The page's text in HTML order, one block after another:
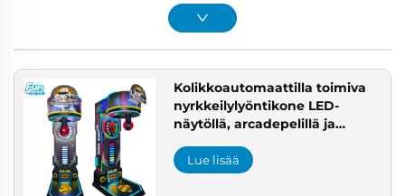
Kolikkoautomaattilla toimiva
nyrkkeilylyöntikone LED-
näytöllä, arcadepelillä ja
Lue lisää